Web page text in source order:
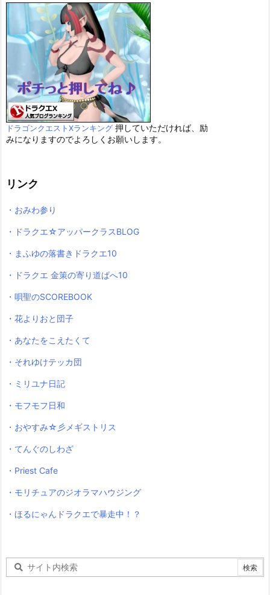
ドラゴンクエストXランキング 押していただければ、励
みになりますのでよろしくお願いします。
リンク
・おみわ参り
・ドラクエ☆アッパークラスBLOG
・まふゆの落書きドラクエ10
・ドラクエ 金策の寄り道ぱへ10
・唄聖のSCOREBOOK
・花よりおと団子
・あなたをこえたくて
・それゆけテッカ団
・ミリユナ日記
・モフモフ日和
・おやすみ☆彡メギストリス
・てんぐのしわざ
・Priest Cafe
・モリチュアのジオラマハウジング
・ほるにゃんドラクエで暴走中！？